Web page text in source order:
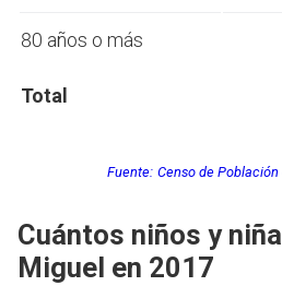
80 años o más
Total
Fuente: Censo de Población
Cuántos niños y
Miguel en 2017